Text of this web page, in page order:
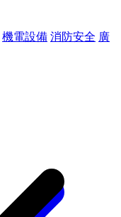
機電設備 消防安全 廣